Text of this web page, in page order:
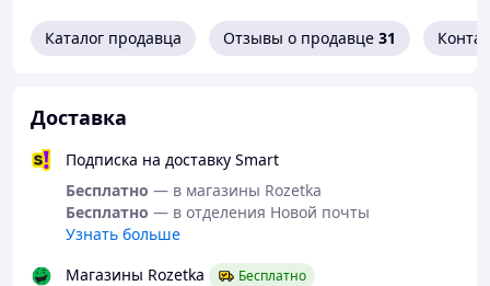
Каталог продавца Отзывы о продавце 31
Доставка
Подписка на доставку Smart
Бесплатно — в магазины Rozetka
Бесплатно — в отделения Новой почты
Узнать больше
Магазины Rozetka
Бесплатно